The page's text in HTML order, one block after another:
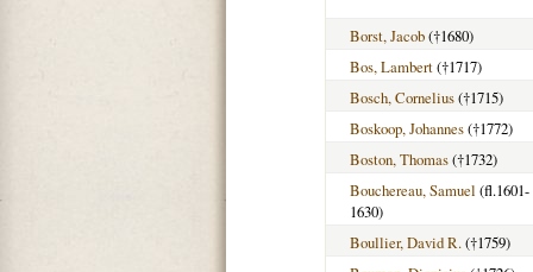
Borst, Jacob(†1680)
Bos, Lambert(†1717)
Bosch, Cornelius(†1715)
Boskoop, Johannes(†1772)
Boston, Thomas(†1732)
Bouchereau, Samuel (fl.1601-
1630)
Boullier, David R.(†1759)